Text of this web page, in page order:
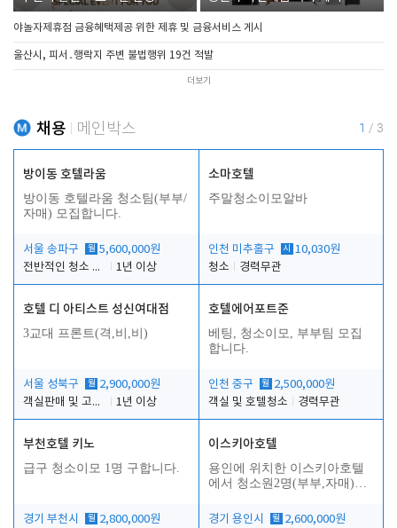
야놀자제휴점 금융혜택제공 위한 제휴 및 금융서비스 게시
울산시, 피서․행락지 주변 불법행위 19건 적발
더보기
채용 메인박스 1 / 3
방이동 호텔라움
방이동 호텔라움 청소팀(부부/
자매) 모집합니다.
서울 송파구 월 5,600,000원
전반적인 청소 업무(객실청소.객실정리)
1년 이상
소마호텔
주말청소이모알바
인천 미추홀구 시
10,030원
청소
경력무관
호텔 디 아티스트 성신여대점
3교대 프론트(격,비,비)
서울 성북구 월 2,900,000원
객실판매 및 고객응대
1년 이상
호텔에어포트준
베팅, 청소이모, 부부팀 모집
합니다.
인천 중구 월 2,500,000원
객실 및 호텔청소
경력무관
부천호텔 키노
급구 청소이모 1명 구합니다.
경기 부천시 월 2,800,000원
이스키아호텔
용인에 위치한 이스키아호텔
에서 청소원2명(부부,자매)을
경기 용인시
월 2,600,000원